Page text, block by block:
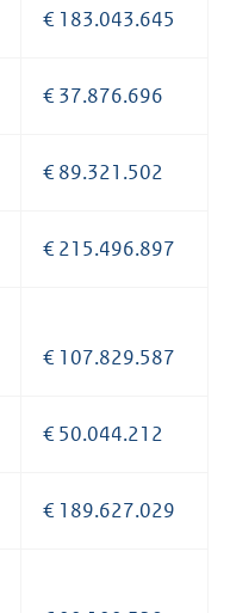
€ 183.043.645
€ 37.876.696
€ 89.321.502
€ 215.496.897
€ 107.829.587
€ 50.044.212
€ 189.627.029